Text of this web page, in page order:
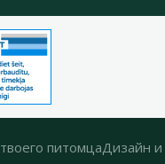
питомцаДизайн и